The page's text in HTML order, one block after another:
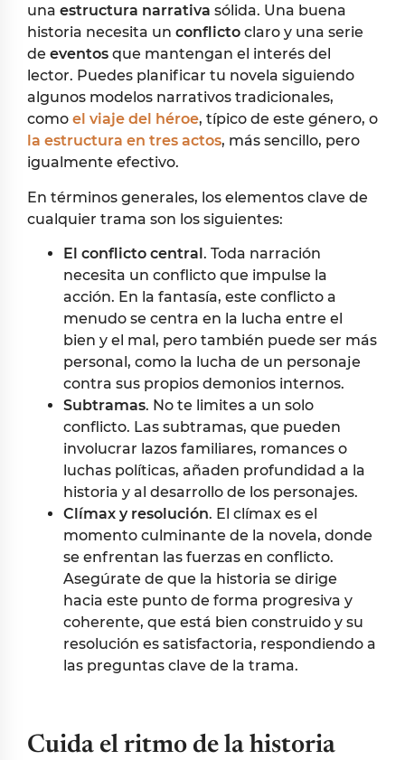
una estructura narrativa sólida. Una buena
historia necesita un conflicto claro y una serie
de eventos que mantengan el interés del
lector. Puedes planificar tu novela siguiendo
algunos modelos narrativos tradicionales,
como el viaje del héroe, típico de este género, o
la estructura en tres actos, más sencillo, pero
igualmente efectivo.
En términos generales, los elementos clave de
cualquier trama son los siguientes:
El conflicto central. Toda narración
necesita un conflicto que impulse la
acción. En la fantasía, este conflicto a
menudo se centra en la lucha entre el
bien y el mal, pero también puede ser más
personal, como la lucha de un personaje
contra sus propios demonios internos.
Subtramas. No te limites a un solo
conflicto. Las subtramas, que pueden
involucrar lazos familiares, romances o
luchas políticas, añaden profundidad a la
historia y al desarrollo de los personajes.
Clímax y resolución. El clímax es el
momento culminante de la novela, donde
se enfrentan las fuerzas en conflicto.
Asegúrate de que la historia se dirige
hacia este punto de forma progresiva y
coherente, que está bien construido y su
resolución es satisfactoria, respondiendo a
las preguntas clave de la trama.
Cuida el ritmo de la historia